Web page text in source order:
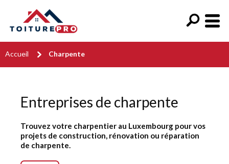
Accueil Charpente
Entreprises de charpente
Trouvez votre charpentier au Luxembourg pour vos
projets de construction, rénovation ou réparation
de charpente.